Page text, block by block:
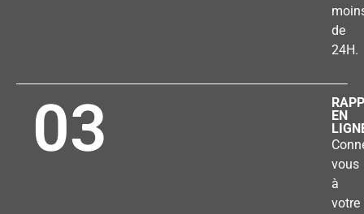
de
24H.
03
EN
vous
à
votre